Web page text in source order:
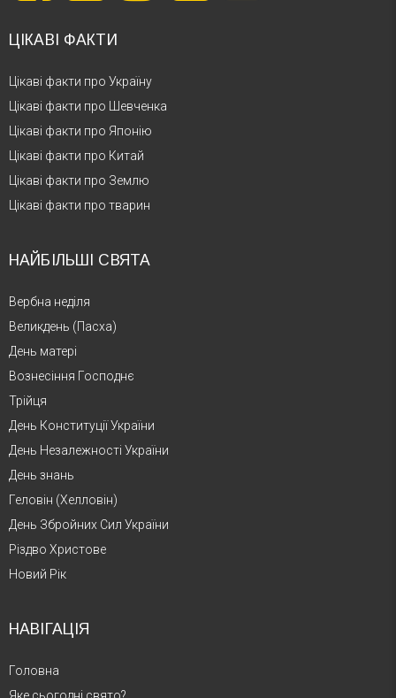
ЦІКАВІ ФАКТИ
Цікаві факти про Україну
Цікаві факти про Шевченка
Цікаві факти про Японію
Цікаві факти про Китай
Цікаві факти про Землю
Цікаві факти про тварин
НАЙБІЛЬШІ СВЯТА
Вербна неділя
Великдень (Пасха)
День матері
Вознесіння Господнє
Трійця
День Конституції України
День Незалежності України
День знань
Геловін (Хелловін)
День Збройних Сил України
Різдво Христове
Новий Рік
НАВІГАЦІЯ
Головна
Яке сьогодні свято?